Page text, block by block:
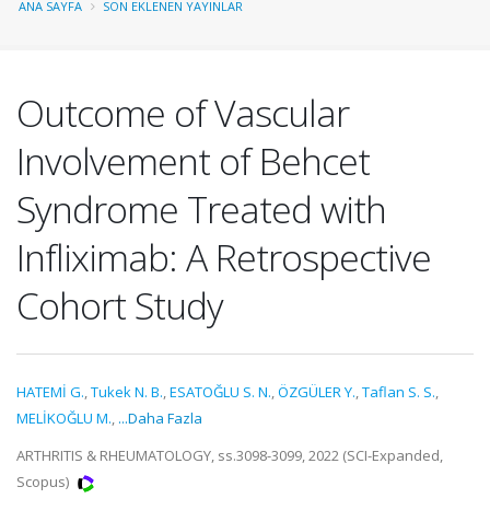
ANA SAYFA SON EKLENEN YAYINLAR
Outcome of Vascular
Involvement of Behcet
Syndrome Treated with
Infliximab: A Retrospective
Cohort Study
HATEMİ G.,Tukek N. B.,ESATOĞLU S. N.,ÖZGÜLER Y.,Taflan S. S.,
MELİKOĞLU M., ...Daha Fazla
ARTHRITIS & RHEUMATOLOGY, ss.3098-3099, 2022 (SCI-Expanded,
Scopus)